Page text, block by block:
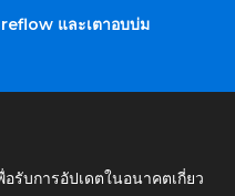
และเตาอบบ่ม
รับการอัปเดตในอนาคตเกี่ยว